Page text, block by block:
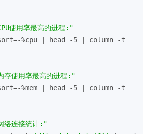
使用率最高的进程:"
%cpu | head -5 | column -t
使用率最高的进程:"
%mem | head -5 | column -t
络连接统计:"